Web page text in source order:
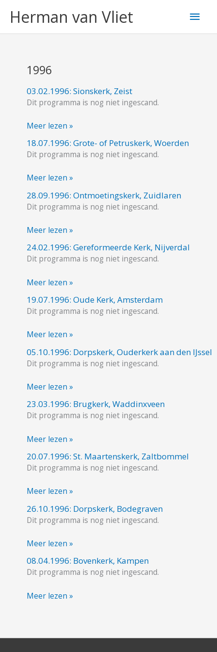
naarHerman van Vliet
1996
03.02.1996: Sionskerk, Zeist
Dit programma is nog niet ingescand.
03.02.1996:
Sionskerk,
Meer lezen »
18.07.1996: Grote- of Petruskerk, Woerden
Dit programma is nog niet ingescand.
18.07.1996:
Grote-
Petruskerk,
Woerden
Meer lezen »
28.09.1996: Ontmoetingskerk, Zuidlaren
Dit programma is nog niet ingescand.
28.09.1996:
Ontmoetingskerk,
Meer lezen »
24.02.1996: Gereformeerde Kerk, Nijverdal
Dit programma is nog niet ingescand.
24.02.1996:
Gereformeerde
Nijverdal
Meer lezen »
19.07.1996: Oude Kerk, Amsterdam
Dit programma is nog niet ingescand.
19.07.1996:
Oude
Amsterdam
Meer lezen »
05.10.1996: Dorpskerk, Ouderkerk aan den IJssel
Dit programma is nog niet ingescand.
05.10.1996:
Dorpskerk,
aan
den
IJssel
Meer lezen »
23.03.1996: Brugkerk, Waddinxveen
Dit programma is nog niet ingescand.
23.03.1996:
Brugkerk,
Meer lezen »
20.07.1996: St. Maartenskerk, Zaltbommel
Dit programma is nog niet ingescand.
20.07.1996:
St.
Zaltbommel
Meer lezen »
26.10.1996: Dorpskerk, Bodegraven
Dit programma is nog niet ingescand.
26.10.1996:
Dorpskerk,
Meer lezen »
08.04.1996: Bovenkerk, Kampen
Dit programma is nog niet ingescand.
08.04.1996:
Bovenkerk,
Meer lezen »